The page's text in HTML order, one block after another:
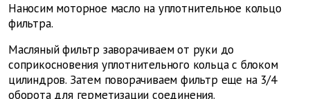
Наносим моторное масло на уплотнительное кольцо
фильтра.
Масляный фильтр заворачиваем от руки до
соприкосновения уплотнительного кольца с блоком
цилиндров. Затем поворачиваем фильтр еще на 3/4
оборота для герметизации соединения.